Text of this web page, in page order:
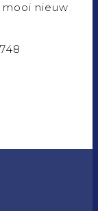
nieuw